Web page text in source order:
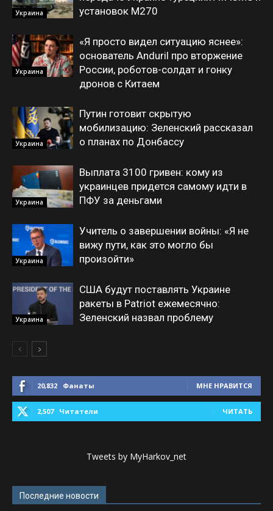
Украина
установок M270
Украина
«Я просто видел ситуацию яснее»:
основатель Anduril про вторжение
России, роботов-солдат и гонку
дронов с Китаем
Украина
Путин готовит скрытую
мобилизацию: Зеленский рассказал
о планах по Донбассу
Украина
Выплата 3100 гривен: кому из
украинцев придется самому идти в
ПФУ за деньгами
Украина
Учитель о завершении войны: «Я не
вижу пути, как это могло бы
произойти»
Украина
США будут поставлять Украине
ракеты в Patriot ежемесячно:
Зеленский назвал проблему
20,832 Фанаты МНЕ НРАВИТСЯ
2,507 Читатели ЧИТАТЬ
Tweets by MyHarkov_net
Последние новости